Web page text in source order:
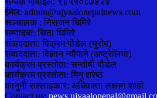
ईमेल: admin@ujyaalonepalnews.com
सञ्चालक : निराजन घिमिरे
सम्पादक: सिता घिमिरे
संवाददाता: विक्रम पौडेल (युरोप)
संवाददाता: विज्ञान न्यौपाने (अष्ट्रेलिया)
कार्यक्रम प्रस्तोता: सन्तोषी पौडेल
कार्यक्रम प्रस्तोता: मिनु श्रेष्ठ
कानुनी सल्लाहकार: अधिवक्ता लक्ष्मण शाही